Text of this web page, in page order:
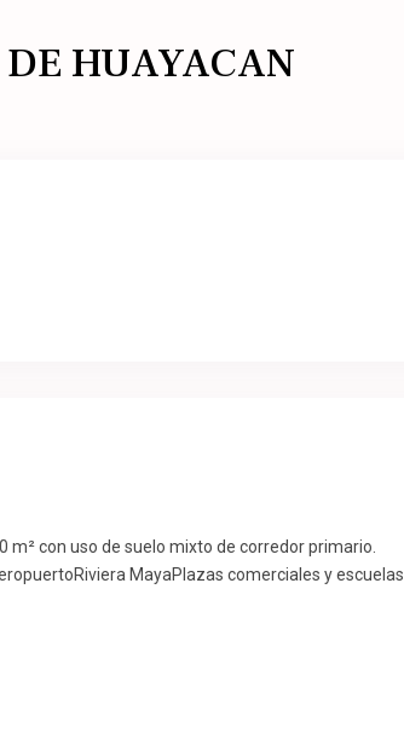
HUAYACAN
con uso de suelo mixto de corredor primario.
MayaPlazas comerciales y escuelas